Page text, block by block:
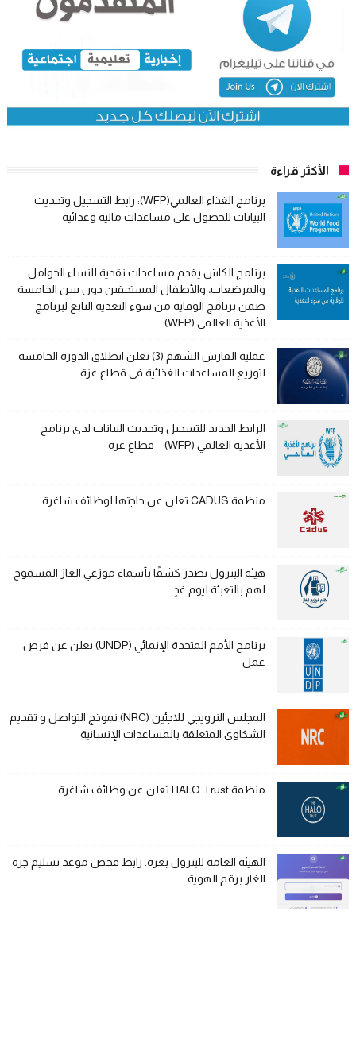
الأكثر قراءة
برنامج الغذاء العالمي(WFP): رابط التسجيل وتحديث
البيانات للحصول على مساعدات مالية وغذائية
برنامج الكاش يقدم مساعدات نقدية للنساء الحوامل
والمرضعات، والأطفال المستحقين دون سن الخامسة
ضمن برنامج الوقاية من سوء التغذية التابع لبرنامج
الأغذية العالمي (WFP)
عملية الفارس الشهم (3) تعلن انطلاق الدورة الخامسة
لتوزيع المساعدات الغذائية في قطاع غزة
الرابط الجديد للتسجيل وتحديث البيانات لدى برنامج
الأغذية العالمي (WFP) – قطاع غزة
منظمة CADUS تعلن عن حاجتها لوظائف شاغرة
هيئة البترول تصدر كشفًا بأسماء موزعي الغاز المسموح
لهم بالتعبئة ليوم غدٍ
برنامج الأمم المتحدة الإنمائي (UNDP) يعلن عن فرص
عمل
المجلس النرويجي للاجئين (NRC) نموذج التواصل و تقديم
الشكاوى المتعلقة بالمساعدات الإنسانية
منظمة HALO Trust تعلن عن وظائف شاغرة
الهيئة العامة للبترول بغزة: رابط فحص موعد تسليم جرة
الغاز برقم الهوية